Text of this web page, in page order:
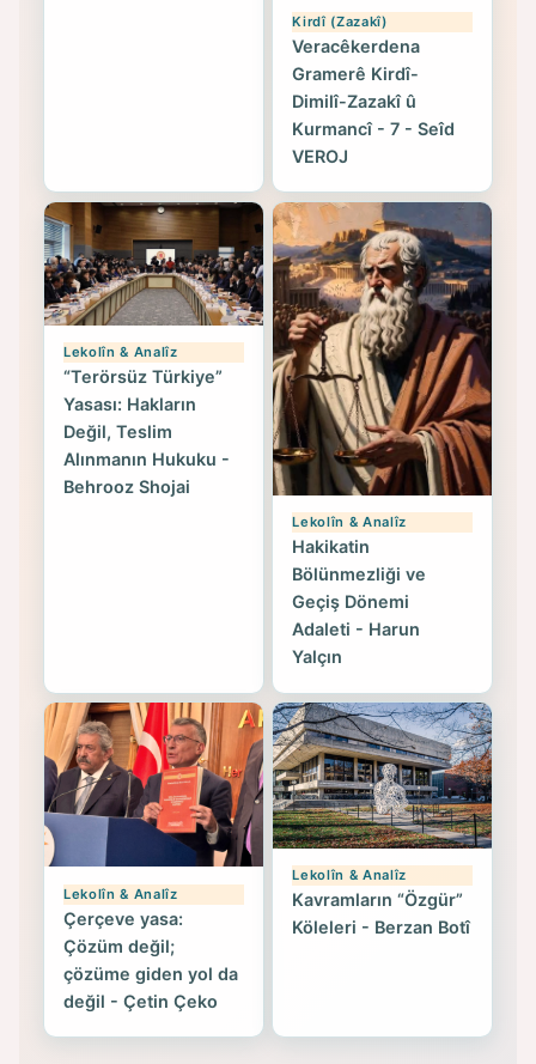
Kirdî (Zazakî)
Veracêkerdena
Gramerê Kirdî-
Dimilî-Zazakî û
Kurmancî - 7 - Seîd
VEROJ
Lekolîn & Analîz
“Terörsüz Türkiye”
Yasası: Hakların
Değil, Teslim
Alınmanın Hukuku -
Behrooz Shojai
Lekolîn & Analîz
Hakikatin
Bölünmezliği ve
Geçiş Dönemi
Adaleti - Harun
Yalçın
Lekolîn & Analîz
Çerçeve yasa:
Çözüm değil;
çözüme giden yol da
değil - Çetin Çeko
Lekolîn & Analîz
Kavramların “Özgür”
Köleleri - Berzan Botî